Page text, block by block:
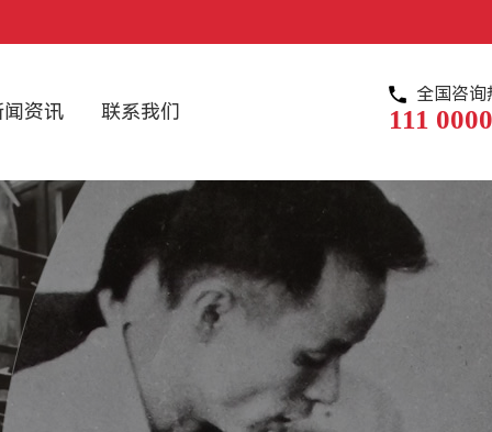
闻资讯 联系我们
全国咨询
111